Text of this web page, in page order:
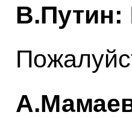
В.Путин: